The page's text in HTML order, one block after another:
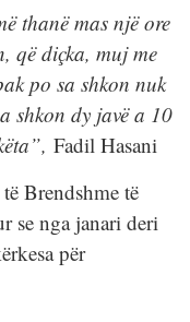
thanë mas një ore
që diçka, muj me
po sa shkon nuk
shkon dy javë a 10
Fadil Hasani
Brendshme të
se nga janari deri
për